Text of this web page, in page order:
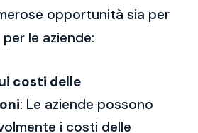
opportunità sia per
le aziende:
costi delle
: Le aziende possono
i costi delle